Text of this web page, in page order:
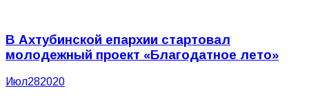
В Ахтубинской епархии стартовал
молодежный проект «Благодатное лето»
Июл282020